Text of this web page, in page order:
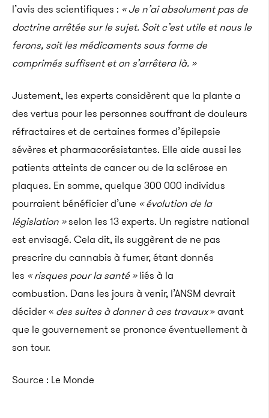
l’avis des scientifiques : « Je n’ai absolument pas de
doctrine arrêtée sur le sujet. Soit c’est utile et nous le
ferons, soit les médicaments sous forme de
comprimés suffisent et on s’arrêtera là. »
Justement, les experts considèrent que la plante a
des vertus pour les personnes souffrant de douleurs
réfractaires et de certaines formes d’épilepsie
sévères et pharmacorésistantes. Elle aide aussi les
patients atteints de cancer ou de la sclérose en
plaques. En somme, quelque 300 000 individus
pourraient bénéficier d’une « évolution de la
législation »selon les 13 experts. Un registre national
est envisagé. Cela dit, ils suggèrent de ne pas
prescrire du cannabis à fumer, étant donnés
les « risques pour la santé »liés à la
combustion. Dans les jours à venir, l’ANSM devrait
décider « des suites à donner à ces travaux» avant
que le gouvernement se prononce éventuellement à
son tour.
Source : Le Monde